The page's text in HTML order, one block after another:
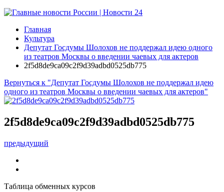
Главная
Культура
Депутат Госдумы Шолохов не поддержал идею одного
из театров Москвы о введении чаевых для актеров
2f5d8de9ca09c2f9d39adbd0525db775
Вернуться к "Депутат Госдумы Шолохов не поддержал идею
одного из театров Москвы о введении чаевых для актеров"
2f5d8de9ca09c2f9d39adbd0525db775
предыдущий
Таблица обменных курсов